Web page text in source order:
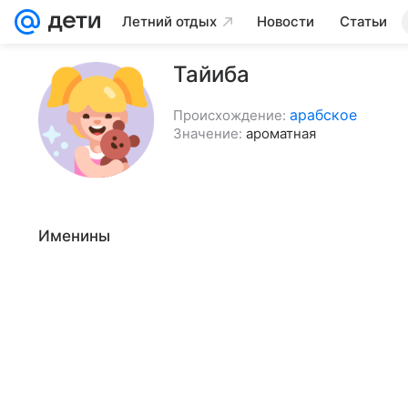
Летний отдых Новости Статьи
Тайиба
Происхождение: арабское
Значение: ароматная
Именины